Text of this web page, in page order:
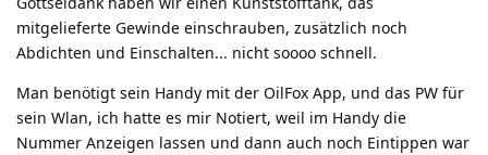
mitgelieferte Gewinde einschrauben, zusätzlich noch
Abdichten und Einschalten... nicht soooo schnell.
Man benötigt sein Handy mit der OilFox App, und das PW für
sein Wlan, ich hatte es mir Notiert, weil im Handy die
Nummer Anzeigen lassen und dann auch noch Eintippen war